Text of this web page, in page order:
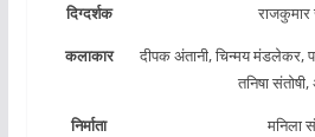
दिग्दर्शक
राजकुमार
कलाकार
दीपक अंतानी, चिन्मय मंडलेकर,
तनिषा
निर्माता
मनिला